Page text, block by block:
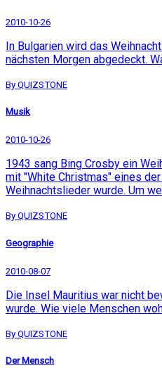
2010-10-26
In Bulgarien wird das
nächsten Morgen abgedeckt.
By QUIZSTONE
Musik
2010-10-26
1943 sang Bing Crosby ein
mit "White Christmas" eines
Weihnachtslieder wurde. Um
By QUIZSTONE
Geographie
2010-08-07
Die Insel Mauritius war nicht
wurde. Wie viele Menschen
By QUIZSTONE
Der Mensch